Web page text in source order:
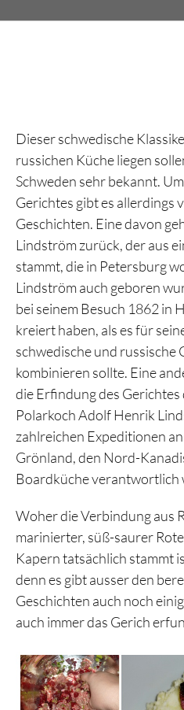
Dieser schwedische
russichen Küche liegen
Schweden sehr bekannt.
Gerichtes gibt es allerdings
Geschichten. Eine davon
Lindström zurück, der aus
stammt, die in Petersburg
Lindström auch geboren
bei seinem Besuch 1862 in
kreiert haben, als es für
schwedische und russische
kombinieren sollte. Eine
die Erfindung des
Polarkoch Adolf Henrik
zahlreichen Expeditionen
Grönland, den Nord-
Boardküche verantwortlich
Woher die Verbindung aus
marinierter, süß-saurer
Kapern tatsächlich stammt
denn es gibt ausser den
Geschichten auch noch
auch immer das Gerich